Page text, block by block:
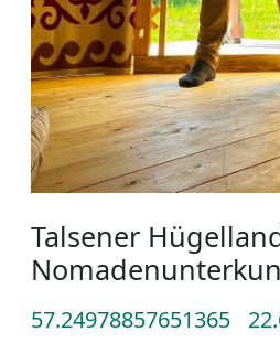
Talsener
57.24978857651365